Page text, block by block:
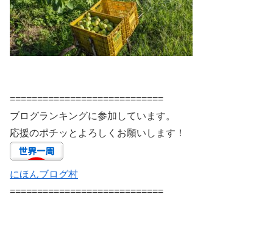
============================
ブログランキングに参加しています。
応援のポチッとよろしくお願いします！
にほんブログ村
============================